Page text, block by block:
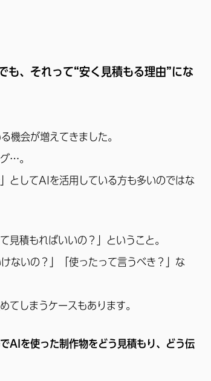
も、それって“安く見積もる理由”にな
機会が増えてきました。
…。
としてAIを活用している方も多いのではな
見積もればいいの？」ということ。
ないの？」「使ったって言うべき？」な
てしまうケースもあります。
AIを使った制作物をどう見積もり、どう伝